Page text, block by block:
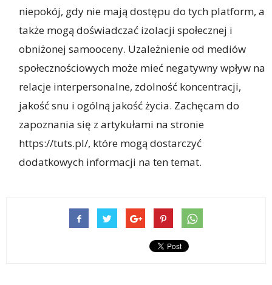
niepokój, gdy nie mają dostępu do tych platform, a
także mogą doświadczać izolacji społecznej i
obniżonej samooceny. Uzależnienie od mediów
społecznościowych może mieć negatywny wpływ na
relacje interpersonalne, zdolność koncentracji,
jakość snu i ogólną jakość życia. Zachęcam do
zapoznania się z artykułami na stronie
https://tuts.pl/, które mogą dostarczyć
dodatkowych informacji na ten temat.